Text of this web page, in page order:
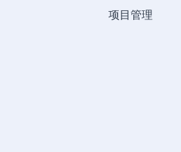
项目管理